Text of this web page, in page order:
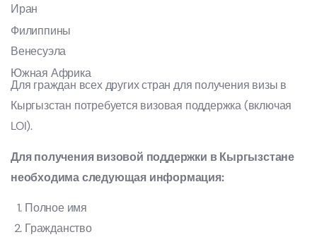
Иран
Филиппины
Венесуэла
Южная Африка
Для граждан всех других стран для получения визы в
Кыргызстан потребуется визовая поддержка (включая
LOI).
Для получения визовой поддержки в Кыргызстане
необходима следующая информация:
Полное имя
Гражданство